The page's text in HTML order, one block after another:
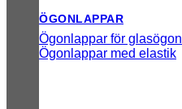
ÖGONLAPPAR
Ögonlappar för glasögon
Ögonlappar med elastik